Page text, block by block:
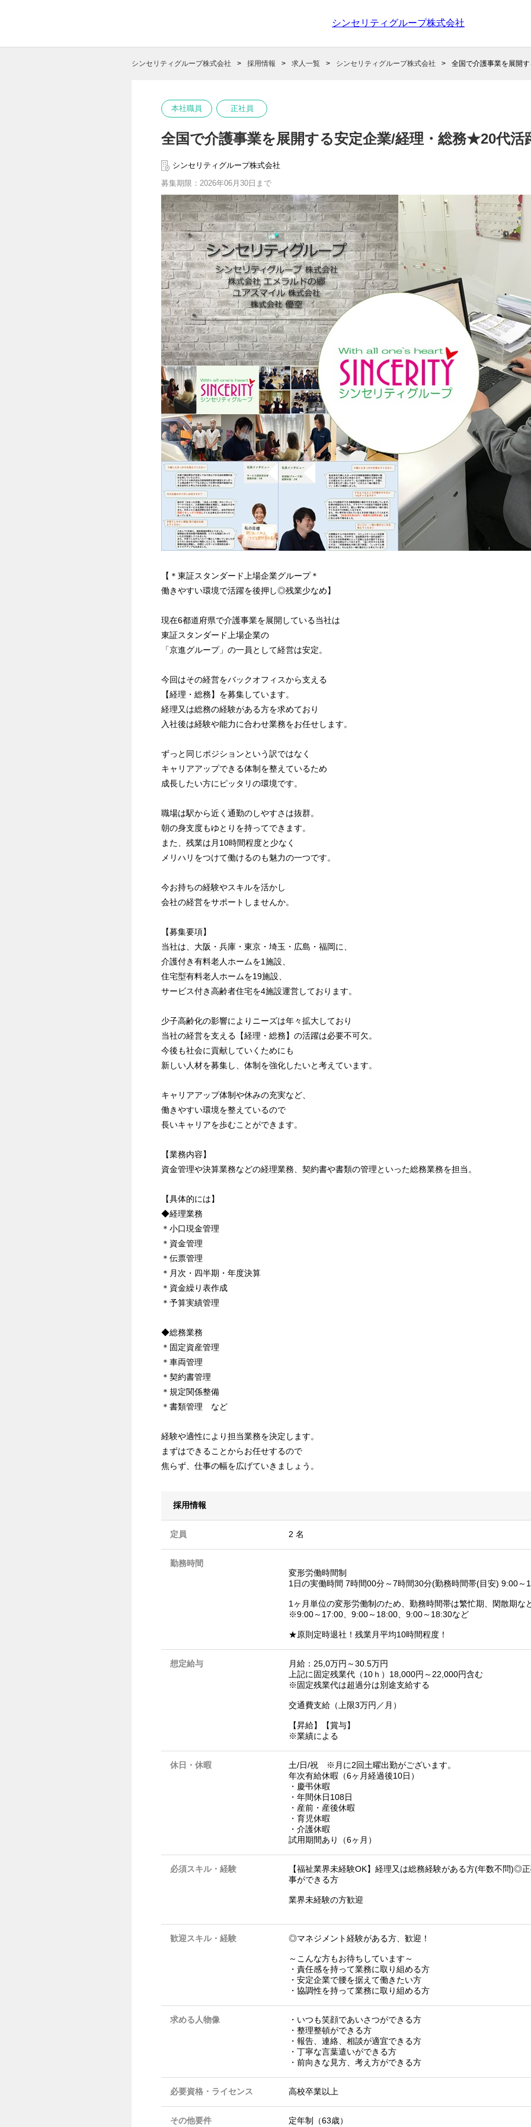
シンセリティグループ株式会社
シンセリティグループ株式会社 採用情報 求人一覧 シンセリティグループ株式会社 全国で介護事業を展開
本社職員 正社員
全国で介護事業を展開する安定企業/経理・総務★20代活
シンセリティグループ株式会社
募集期限：2026年06月30日まで
【＊東証スタンダード上場企業グループ＊
働きやすい環境で活躍を後押し◎残業少なめ】
現在6都道府県で介護事業を展開している当社は
東証スタンダード上場企業の
「京進グループ」の一員として経営は安定。
今回はその経営をバックオフィスから支える
【経理・総務】を募集しています。
経理又は総務の経験がある方を求めており
入社後は経験や能力に合わせ業務をお任せします。
ずっと同じポジションという訳ではなく
キャリアアップできる体制を整えているため
成長したい方にピッタリの環境です。
職場は駅から近く通勤のしやすさは抜群。
朝の身支度もゆとりを持ってできます。
また、残業は月10時間程度と少なく
メリハリをつけて働けるのも魅力の一つです。
今お持ちの経験やスキルを活かし
会社の経営をサポートしませんか。
【募集要項】
当社は、大阪・兵庫・東京・埼玉・広島・福岡に、
介護付き有料老人ホームを1施設、
住宅型有料老人ホームを19施設、
サービス付き高齢者住宅を4施設運営しております。
少子高齢化の影響によりニーズは年々拡大しており
当社の経営を支える【経理・総務】の活躍は必要不可欠。
今後も社会に貢献していくためにも
新しい人材を募集し、体制を強化したいと考えています。
キャリアアップ体制や休みの充実など、
働きやすい環境を整えているので
長いキャリアを歩むことができます。
【業務内容】
資金管理や決算業務などの経理業務、契約書や書類の管理といった総務業務を担当。
【具体的には】
◆経理業務
＊小口現金管理
＊資金管理
＊伝票管理
＊月次・四半期・年度決算
＊資金繰り表作成
＊予算実績管理
◆総務業務
＊固定資産管理
＊車両管理
＊契約書管理
＊規定関係整備
＊書類管理 など
経験や適性により担当業務を決定します。
まずはできることからお任せするので
焦らず、仕事の幅を広げていきましょう。
採用情報
定員 2 名
勤務時間
変形労働時間制
1日の実働時間 7時間00分～7時間30分(勤務時間帯(目安) 9:00～
1ヶ月単位の変形労働制のため、勤務時間帯は繁忙期、閑散期な
※9:00～17:00、9:00～18:00、9:00～18:30など
★原則定時退社！残業月平均10時間程度！
想定給与
月給：25,0万円～30.5万円
上記に固定残業代（10ｈ）18,000円～22,000円含む
※固定残業代は超過分は別途支給する
交通費支給（上限3万円／月）
【昇給】【賞与】
※業績による
休日・休暇
土/日/祝 ※月に2回土曜出勤がございます。
年次有給休暇（6ヶ月経過後10日）
・慶弔休暇
・年間休日108日
・産前・産後休暇
・育児休暇
・介護休暇
試用期間あり（6ヶ月）
必須スキル・経験
【福祉業界未経験OK】経理又は総務経験がある方(年数不問)◎
事ができる方
業界未経験の方歓迎
歓迎スキル・経験 ◎マネジメント経験がある方、歓迎！
～こんな方もお待ちしています～
・責任感を持って業務に取り組める方
・安定企業で腰を据えて働きたい方
・協調性を持って業務に取り組める方
求める人物像
・いつも笑顔であいさつができる方
・整理整頓ができる方
・報告、連絡、相談が適宜できる方
・丁寧な言葉遣いができる方
・前向きな見方、考え方ができる方
必要資格・ライセンス 高校卒業以上
その他要件 定年制（63歳）